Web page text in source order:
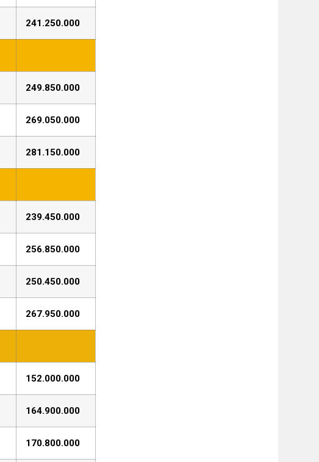
241.250.000
249.850.000
269.050.000
281.150.000
239.450.000
256.850.000
250.450.000
267.950.000
152.000.000
164.900.000
170.800.000